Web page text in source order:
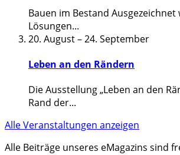
Bauen im Bestand
Lösungen...
20. August–24. September
Leben an den Rändern
Die Ausstellung „Leben an den
Rand der...
Alle Veranstaltungen anzeigen
Alle Beiträge unseres eMagazins sind